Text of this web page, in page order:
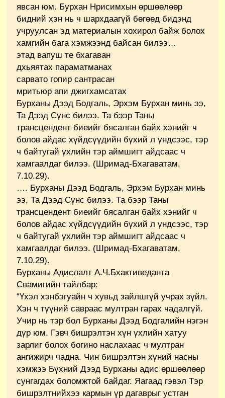
явсан юм. Бурхан Нрисимхын өршөөлөөр
бидний хэн нь ч шархдаагүй бөгөөд бидэнд
учруулсан эд материалын хохирол байж болох
хамгийн бага хэмжээнд байсан билээ…
этад вапуш те бхагаван
дхьяятах параматманах
сарвато гопир сантрасан
мритьюр апи джигхамсатах
Бурханы Дээд Бодгаль, Эрхэм Бурхан минь ээ,
Та Дээд Сүнс билээ. Та бээр Таны
трансцендент биеийг бясалган байх хэнийг ч
болов айдас хүйдсүүдийн бүхий л үндсээс, тэр
ч байтугай үхлийн тэр аймшигт айдсаас ч
хамгаалдаг билээ. (Шримад-Бхагаватам,
7.10.29).
…. Бурханы Дээд Бодгаль, Эрхэм Бурхан минь
ээ, Та Дээд Сүнс билээ. Та бээр Таны
трансцендент биеийг бясалган байх хэнийг ч
болов айдас хүйдсүүдийн бүхий л үндсээс, тэр
ч байтугай үхлийн тэр аймшигт айдсаас ч
хамгаалдаг билээ. (Шримад-Бхагаватам,
7.10.29).
Бурханы Адислалт А.Ч.Бхактиведанта
Свамигийн тайлбар:
“Үхэл хэнбэгуайн ч хувьд зайлшгүй учрах зүйл.
Хэн ч түүний савраас мултран гарах чадалгүй.
Учир нь тэр бол Бурханы Дээд Бодгалийн нэгэн
дүр юм. Гэвч бишрэлтэн хүн үхлийн хатуу
зарлиг болох богино наслахаас ч мултран
ангижирч чадна. Чин бишрэлтэн хүний насны
хэмжээ Бүхний Дээд Бурханы адис өршөөлөөр
сунгагдах боломжтой байдаг. Яагаад гэвэл Тэр
бишрэлтнийхээ кармын үр дагаврыг устган